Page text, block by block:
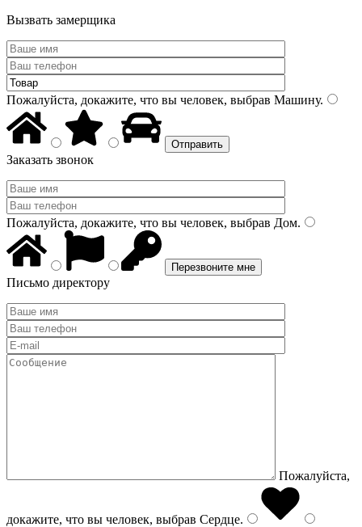
Вызвать замерщика
Пожалуйста, докажите, что вы человек, выбрав Машину.
Заказать звонок
Пожалуйста, докажите, что вы человек, выбрав Дом.
Письмо директору
Пожалуйста,
докажите, что вы человек, выбрав Сердце.